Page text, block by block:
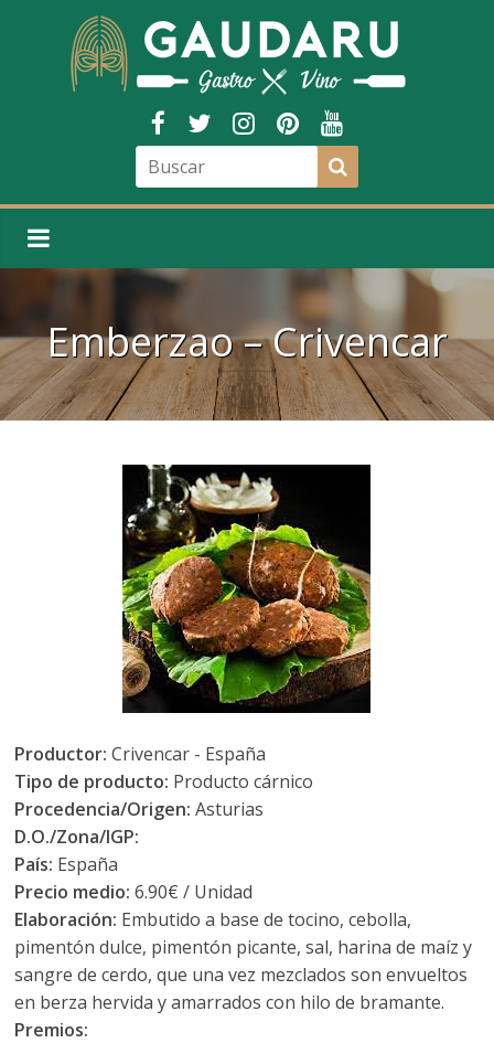
Emberzao – Crivencar
Productor: Crivencar - España
Tipo de producto: Producto cárnico
Procedencia/Origen: Asturias
D.O./Zona/IGP:
País: España
Precio medio: 6.90€ / Unidad
Elaboración: Embutido a base de tocino, cebolla,
pimentón dulce, pimentón picante, sal, harina de maíz y
sangre de cerdo, que una vez mezclados son envueltos
en berza hervida y amarrados con hilo de bramante.
Premios: